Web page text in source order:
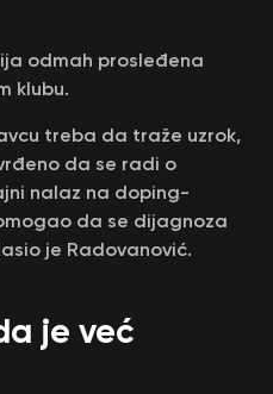
odmah prosleđena
klubu.
treba da traže uzrok,
da se radi o
nalaz na doping-
da se dijagnoza
je Radovanović.
je već